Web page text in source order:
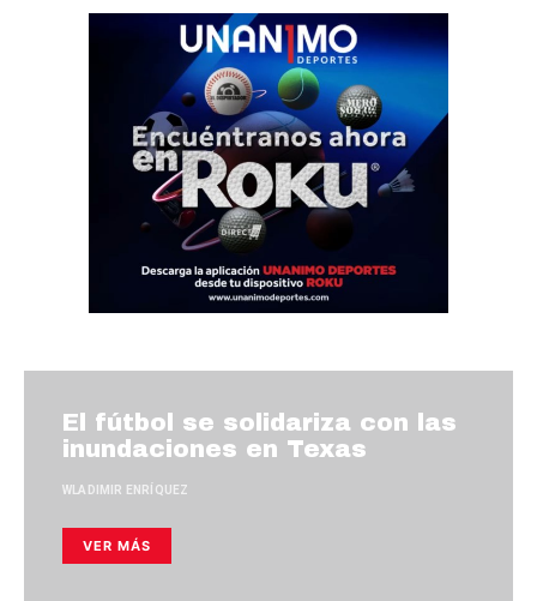
El fútbol se solidariza con las
inundaciones en Texas
WLADIMIR ENRÍQUEZ
VER MÁS